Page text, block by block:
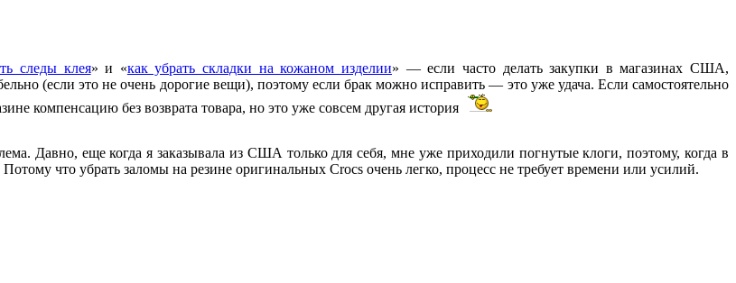
следы клея» и «как убрать складки на кожаном изделии» — если часто делать закупки в магазинах США,
(если это не очень дорогие вещи), поэтому если брак можно исправить — это уже удача. Если самостоятельно
компенсацию без возврата товара, но это уже совсем другая история
Давно, еще когда я заказывала из США только для себя, мне уже приходили погнутые клоги, поэтому, когда в
что убрать заломы на резине оригинальных Crocs очень легко, процесс не требует времени или усилий.